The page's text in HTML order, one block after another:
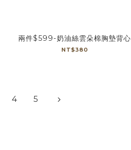
兩件$599-奶油絲雲朵棉胸墊背心
NT$380
4 5